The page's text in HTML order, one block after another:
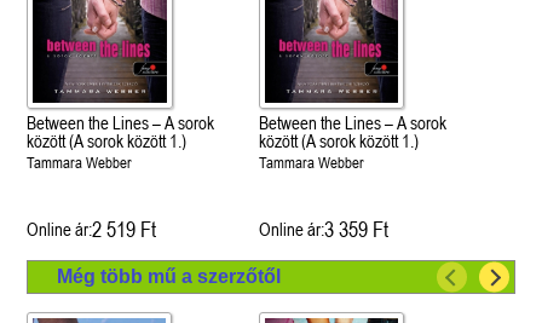
Between the Lines – A sorok
között (A sorok között 1.)
Tammara Webber
Online ár:2 519 Ft
Between the Lines – A sorok
között (A sorok között 1.)
Tammara Webber
Online ár:3 359 Ft
Még több mű a szerzőtől